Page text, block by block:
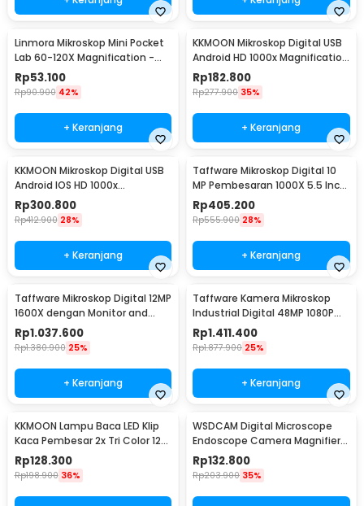
Linmora Mikroskop Mini Pocket
Lab 60-120X Magnification -
LZ8602
Rp53.100
Rp90.900 42%
+ Keranjang
KKMOON Mikroskop Digital USB
Android HD 1000x Magnification
- AN104
Rp182.800
Rp277.900 35%
+ Keranjang
KKMOON Mikroskop Digital USB
Android IOS HD 1000x
Magnification - F210
Rp300.800
Rp412.900 28%
+ Keranjang
Taffware Mikroskop Digital 10
MP Pembesaran 1000X 5.5 Inch
LED Display - G5
Rp405.200
Rp555.900 28%
+ Keranjang
Taffware Mikroskop Digital 12MP
1600X dengan Monitor and
Metal Stand - G1600
Rp1.037.600
Rp1.380.900 25%
+ Keranjang
Taffware Kamera Mikroskop
Industrial Digital 48MP 1080P
130X - WR63HW
Rp1.411.400
Rp1.877.900 25%
+ Keranjang
KKMOON Lampu Baca LED Klip
Kaca Pembesar 2x Tri Color 12W
1200 Lumens - HP-P6
Rp128.300
Rp198.900 36%
WSDCAM Digital Microscope
Endoscope Camera Magnifier
1600X - WS1600
Rp132.800
Rp203.900 35%